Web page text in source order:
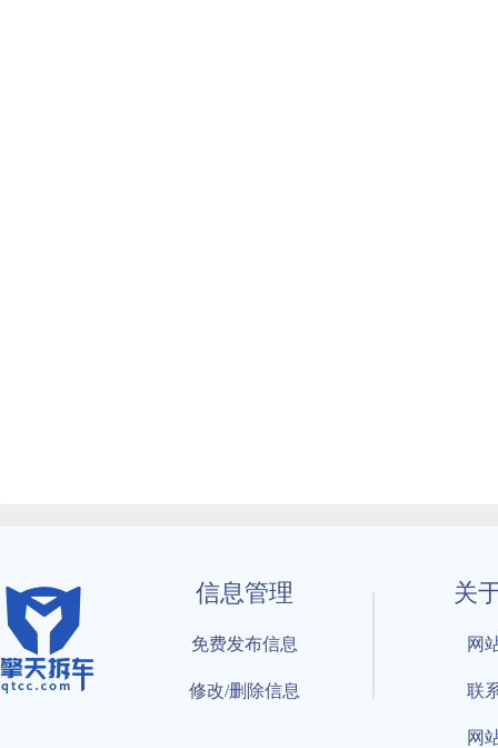
信息管理
免费发布信息
修改/删除信息
关
网
联
网